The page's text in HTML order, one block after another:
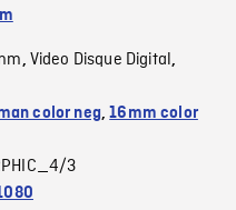
, Video Disque Digital,
color neg,16mm color
3